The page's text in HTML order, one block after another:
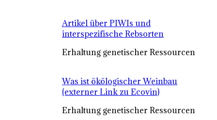
Artikel über PIWIs und
interspezifische Rebsorten
Erhaltung genetischer Ressourcen
Was ist ökölogischer Weinbau
(externer Link zu Ecovin)
Erhaltung genetischer Ressourcen